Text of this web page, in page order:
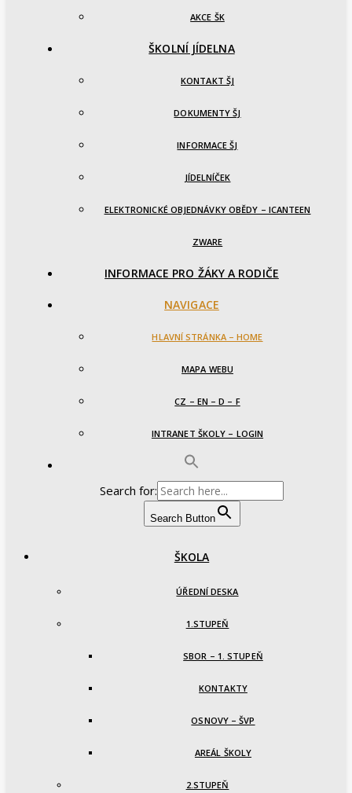
AKCE ŠK
ŠKOLNÍ JÍDELNA
KONTAKT ŠJ
DOKUMENTY ŠJ
INFORMACE ŠJ
JÍDELNÍČEK
ELEKTRONICKÉ OBJEDNÁVKY OBĚDY – ICANTEEN
ZWARE
INFORMACE PRO ŽÁKY A RODIČE
NAVIGACE
HLAVNÍ STRÁNKA – HOME
MAPA WEBU
CZ – EN – D – F
INTRANET ŠKOLY – LOGIN
Search for:
Search Button
ŠKOLA
ÚŘEDNÍ DESKA
1.STUPEŇ
SBOR – 1. STUPEŇ
KONTAKTY
OSNOVY – ŠVP
AREÁL ŠKOLY
2.STUPEŇ